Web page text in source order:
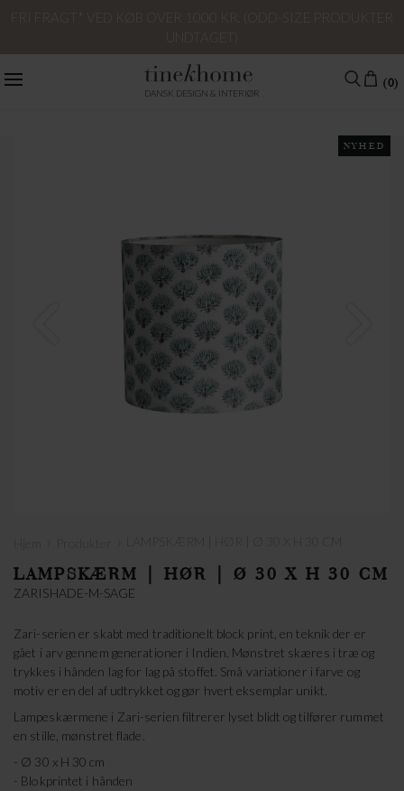
DANSK DESIGN & INTERIØR
(0)
NYHED
LAMPSKÆRM | HØR | Ø 30 X H 30 CM
ZARISHADE-M-SAGE
Zari-serien er skabt med traditionelt block print, en teknik der er
gået i arv gennem generationer i Indien. Mønstret skæres i træ og
trykkes i hånden lag for lag på stoffet. Små variationer i farve og
motiv er en del af udtrykket og gør hvert eksemplar unikt.
Lampeskærmene i Zari-serien filtrerer lyset blidt og tilfører rummet
en stille, mønstret flade.
- Ø 30 x H 30 cm
- Blokprintet i hånden